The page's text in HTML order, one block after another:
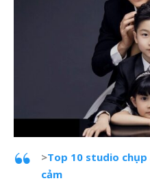
>Top 10 studio
cảm